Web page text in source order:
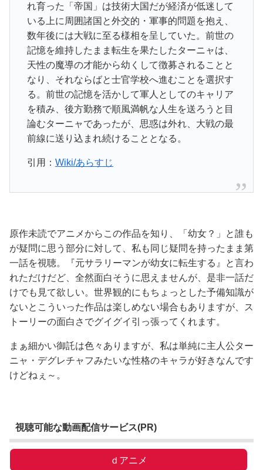
れ育った「帝国」は技術大国だが経済が低迷して
いる上に周囲諸国と外交的・軍事的問題を抱え、
数年後には大戦に至る様相を呈していた。前世の
記憶を維持したまま転生を果たしたターニャは、
天性の魔導の才能から幼くして徴募されることと
なり、それならばと士官学校へ進むことを選択す
る。前世の記憶を活かして軍人としてのキャリア
を積み、後方勤務で順風満帆な人生を送ろうと目
論むターニャであったが、思惑は外れ、大戦の最
前線に送り込まれ続けることとなる。
引用： Wiki/あらすじ
原作未読でアニメからこの作品を知り、「幼女？」と誰も
が疑問に思う部分に対して、私も同じ疑問を持ったまま第
一話を視聴。『元サラリーマンが幼女に転生する』と言わ
れただけだど、全然面白そうに思えませんが、是非一話だ
けでも見て欲しい。世界観的にもちょっとした予備知識が
ないとこういった作品は楽しめない場合もありますが、ス
トーリーの面白さでグイグイ引っ張ってくれます。
まぁ細かい御託は色々ありますが、私は単純に主人公ター
ニャ・デグレチャフみたいな性格のキャラが好きなんです
けどねぇ～。
視聴可能な動画配信サービス(PR)
ｄアニメ